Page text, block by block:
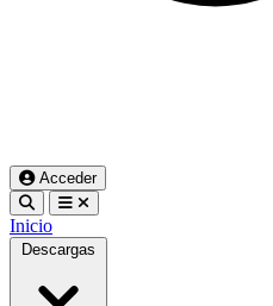
Acceder
Inicio
Descargas